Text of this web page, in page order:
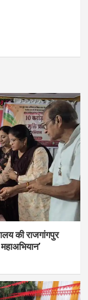
की राजगांगपुर